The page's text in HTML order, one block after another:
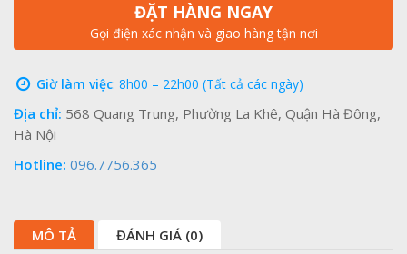
ĐẶT HÀNG NGAY
Gọi điện xác nhận và giao hàng tận nơi
Giờ làm việc: 8h00 – 22h00 (Tất cả các ngày)
Địa chỉ: 568 Quang Trung, Phường La Khê, Quận Hà Đông,
Hà Nội
Hotline: 096.7756.365
MÔ TẢ ĐÁNH GIÁ (0)